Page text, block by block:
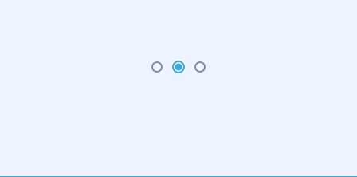
свідчить про захворювання серц